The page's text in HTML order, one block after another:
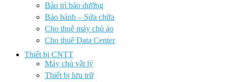
Bảo trì bảo dưỡng
Bảo hành – Sửa chữa
Cho thuê máy chủ ảo
Cho thuê Data Center
Thiết bị CNTT
Máy chủ vật lý
Thiết bị lưu trữ